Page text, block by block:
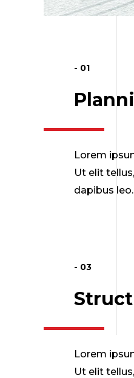
- 01
Lorem
Ut elit
dapibus leo.
- 03
Lorem
Ut elit